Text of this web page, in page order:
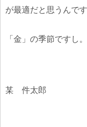
が最適だと思うんです
「金」の季節ですし。
某 件太郎